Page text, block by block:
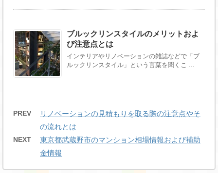
ブルックリンスタイルのメリットおよ
び注意点とは
インテリアやリノベーションの雑誌などで「ブ
ルックリンスタイル」という言葉を聞くこ ...
PREV
リノベーションの見積もりを取る際の注意点やそ
の流れとは
NEXT
東京都武蔵野市のマンション相場情報および補助
金情報